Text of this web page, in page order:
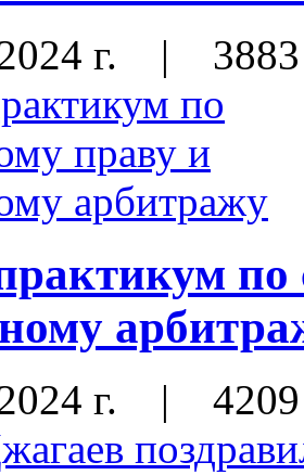
г. | 3883
по
г. | 4209